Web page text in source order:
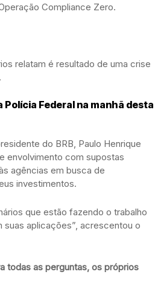
Compliance Zero.
relatam é resultado de uma crise
Federal na manhã desta
do BRB, Paulo Henrique
envolvimento com supostas
agências em busca de
investimentos.
que estão fazendo o trabalho
aplicações”, acrescentou o
todas as perguntas, os próprios